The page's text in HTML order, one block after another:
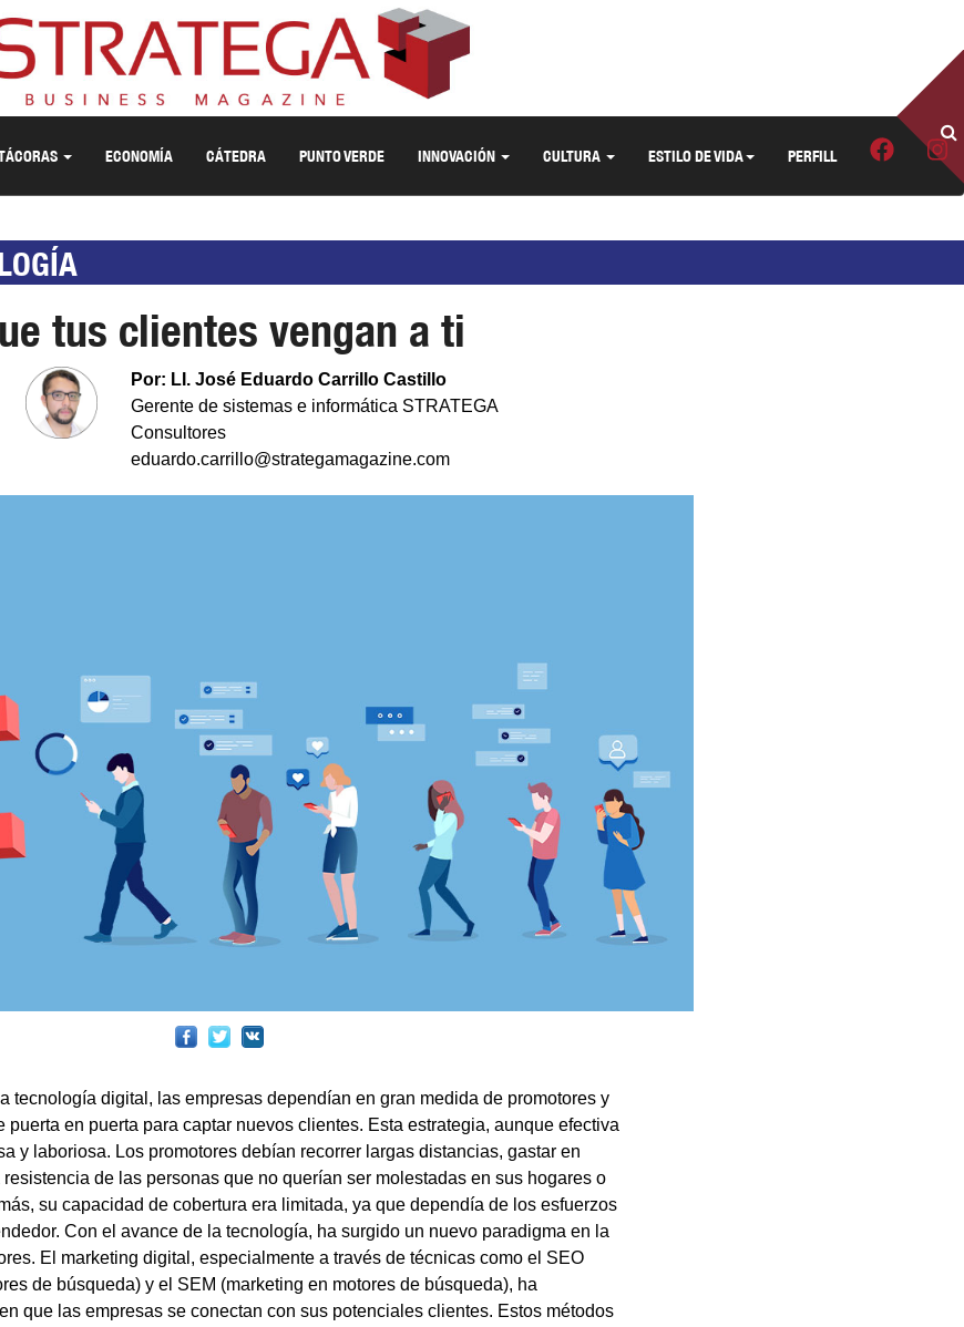
ECONOMÍA CÁTEDRA PUNTO VERDE INNOVACIÓN CULTURA ESTILO DE VIDA PERFILL
tus clientes vengan a ti
Por: LI. José Eduardo Carrillo Castillo
Gerente de sistemas e informática STRATEGA
Consultores
eduardo.carrillo@strategamagazine.com
tecnología digital, las empresas dependían en gran medida de promotores y
puerta en puerta para captar nuevos clientes. Esta estrategia, aunque efectiva
y laboriosa. Los promotores debían recorrer largas distancias, gastar en
de las personas que no querían ser molestadas en sus hogares o
su capacidad de cobertura era limitada, ya que dependía de los esfuerzos
Con el avance de la tecnología, ha surgido un nuevo paradigma en la
El marketing digital, especialmente a través de técnicas como el SEO
de búsqueda) y el SEM (marketing en motores de búsqueda), ha
que las empresas se conectan con sus potenciales clientes. Estos métodos